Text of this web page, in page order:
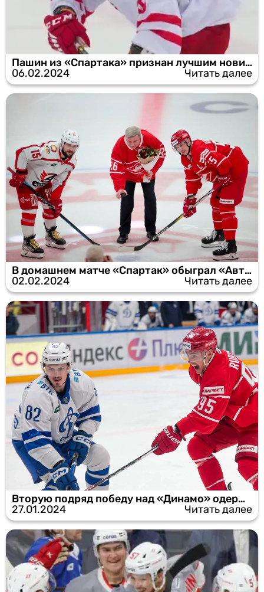
Пашин из «Спартака» признан лучшим новичком недели в КХЛ
06.02.2024
Читать далее
В домашнем матче «Спартак» обыграл «Автомобилист»
02.02.2024
Читать далее
Вторую подряд победу над «Динамо» одержал «Спартак»
27.01.2024
Читать далее